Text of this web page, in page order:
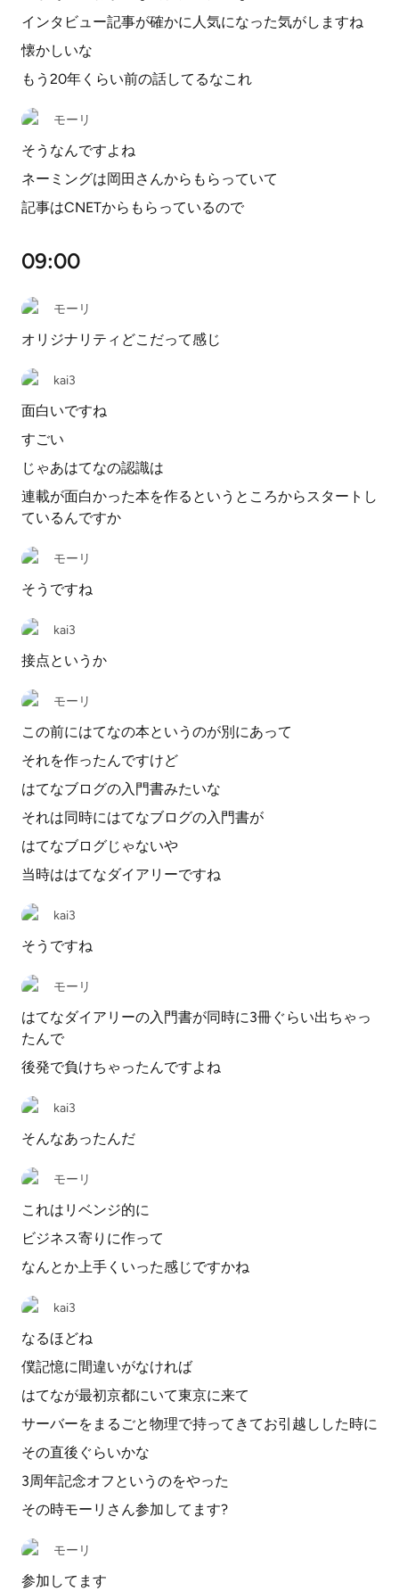
インタビュー記事が確かに人気になった気がしますね
懐かしいな
もう20年くらい前の話してるなこれ
モーリ
そうなんですよね
ネーミングは岡田さんからもらっていて
記事はCNETからもらっているので
09:00
モーリ
オリジナリティどこだって感じ
kai3
面白いですね
すごい
じゃあはてなの認識は
連載が面白かった本を作るというところからスタートし
ているんですか
モーリ
そうですね
kai3
接点というか
モーリ
この前にはてなの本というのが別にあって
それを作ったんですけど
はてなブログの入門書みたいな
それは同時にはてなブログの入門書が
はてなブログじゃないや
当時ははてなダイアリーですね
kai3
そうですね
モーリ
はてなダイアリーの入門書が同時に3冊ぐらい出ちゃっ
たんで
後発で負けちゃったんですよね
kai3
そんなあったんだ
モーリ
これはリベンジ的に
ビジネス寄りに作って
なんとか上手くいった感じですかね
kai3
なるほどね
僕記憶に間違いがなければ
はてなが最初京都にいて東京に来て
サーバーをまるごと物理で持ってきてお引越しした時に
その直後ぐらいかな
3周年記念オフというのをやった
その時モーリさん参加してます?
モーリ
参加してます